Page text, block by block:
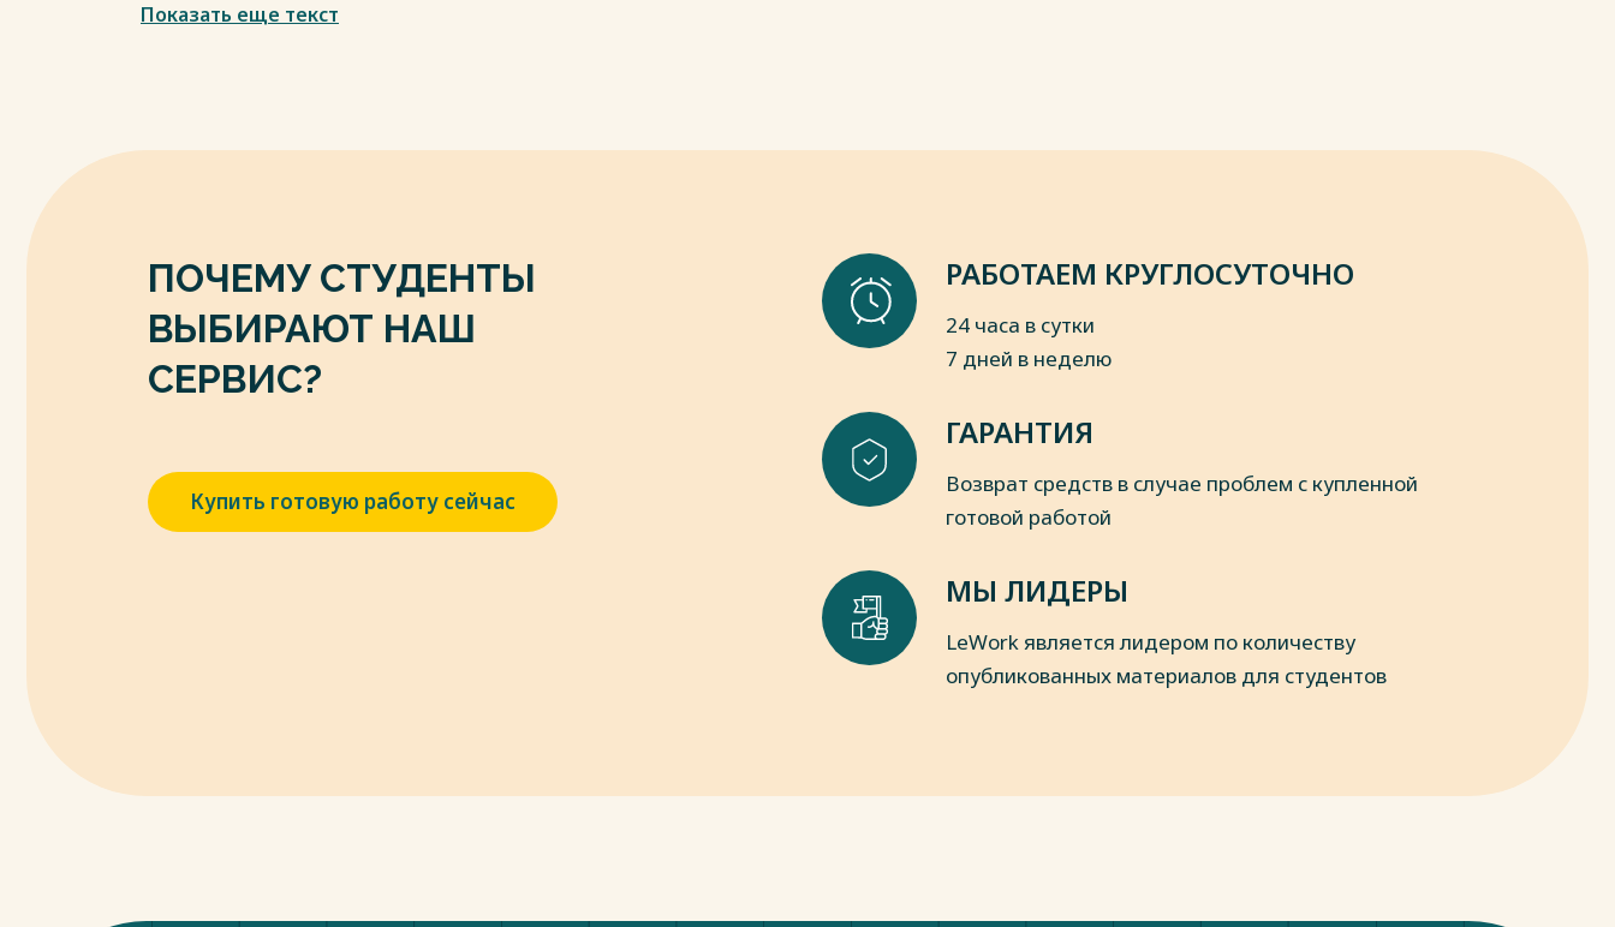
Энциклопедия Нестеровых
Показать еще текст
ПОЧЕМУ СТУДЕНТЫ
ВЫБИРАЮТ НАШ
СЕРВИС?
Купить готовую работу сейчас
РАБОТАЕМ КРУГЛОСУТОЧНО
24 часа в сутки
7 дней в неделю
ГАРАНТИЯ
Возврат средств в случае проблем с купленной
готовой работой
МЫ ЛИДЕРЫ
LeWork является лидером по количеству
опубликованных материалов для студентов